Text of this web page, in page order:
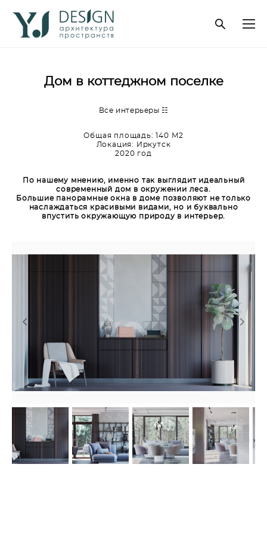
Дом в коттеджном поселке
Все интерьеры ☷
Общая площадь: 140
М2
Локация: Иркутск
2020 год
По нашему мнению, именно так выглядит идеальный
современный дом в окружении леса.
Большие панорамные окна в доме позволяют не только
наслаждаться красивыми видами, но и буквально
впустить окружающую природу в интерьер.